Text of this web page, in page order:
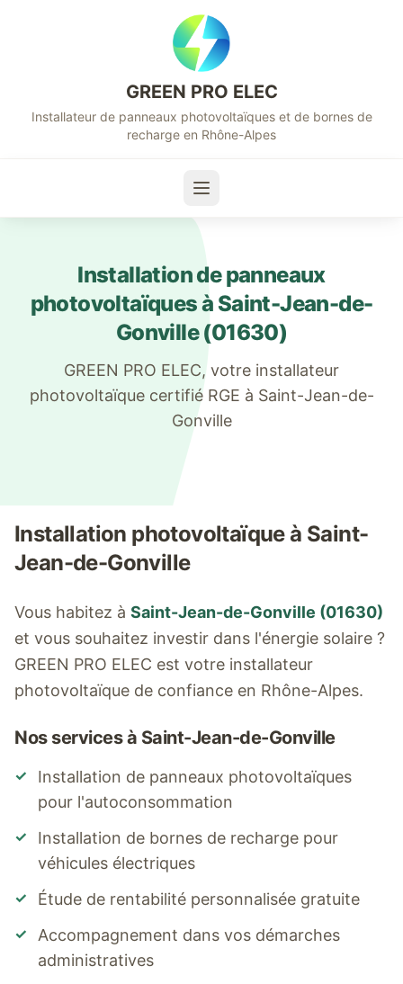
GREEN PRO ELEC
Installateur de panneaux photovoltaïques et de bornes de
recharge en Rhône-Alpes
Installation de panneaux
photovoltaïques àSaint-Jean-de-
Gonville(01630)
GREEN PRO ELEC, votre installateur
photovoltaïque certifié RGE à Saint-Jean-de-
Gonville
Installation photovoltaïque à Saint-
Jean-de-Gonville
Vous habitez à Saint-Jean-de-Gonville (01630)
et vous souhaitez investir dans l'énergie solaire ?
GREEN PRO ELEC est votre installateur
photovoltaïque de confiance en Rhône-Alpes.
Nos services à Saint-Jean-de-Gonville
✓
Installation de panneaux photovoltaïques
pour l'autoconsommation
✓
Installation de bornes de recharge pour
véhicules électriques
✓ Étude de rentabilité personnalisée gratuite
✓
Accompagnement dans vos démarches
administratives